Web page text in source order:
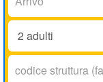
Adulti:
Codice
struttura: